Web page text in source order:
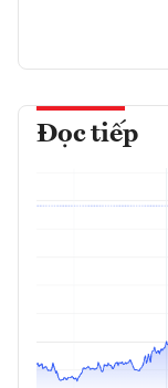
Đọc tiếp